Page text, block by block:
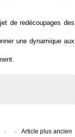
de redécoupages des
une dynamique aux
Article plus ancien